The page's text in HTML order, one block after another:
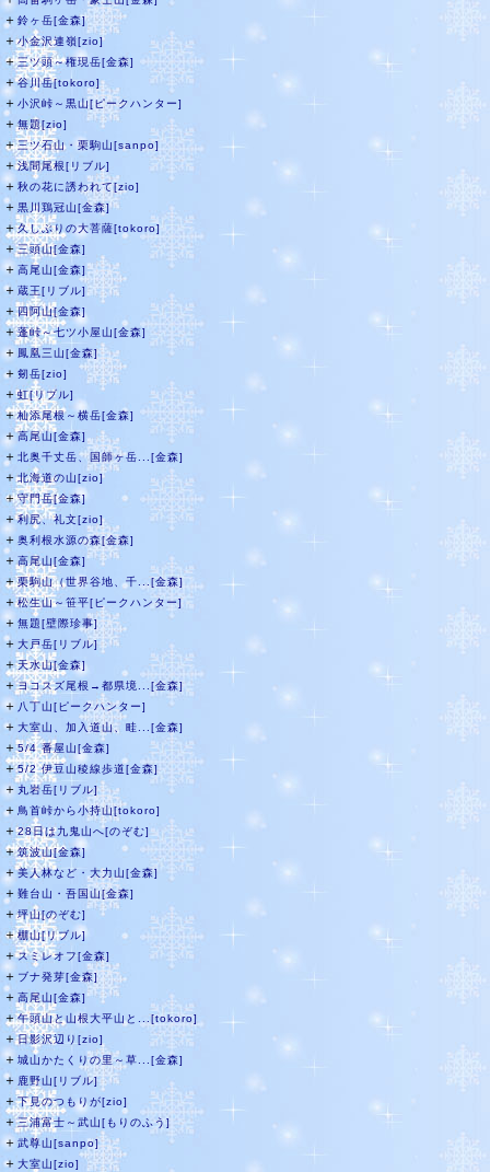
＋ 鈴ヶ岳[金森]
＋小金沢連嶺[zio]
＋三ツ頭～権現岳[金森]
＋谷川岳[tokoro]
＋ 小沢峠～黒山[ピークハンター]
＋無題[zio]
＋三ツ石山・栗駒山[sanpo]
＋浅間尾根[リブル]
＋ 秋の花に誘われて[zio]
＋ 黒川鶏冠山[金森]
＋久しぶりの大菩薩[tokoro]
＋三頭山[金森]
＋ 高尾山[金森]
＋ 蔵王[リブル]
＋四阿山[金森]
＋蓬峠～七ツ小屋山[金森]
＋ 鳳凰三山[金森]
＋ 剱岳[zio]
＋虹[リブル]
＋杣添尾根～横岳[金森]
＋高尾山[金森]
＋ 北奥千丈岳、国師ヶ岳...[金森]
＋北海道の山[zio]
＋守門岳[金森]
＋利尻、礼文[zio]
＋ 奥利根水源の森[金森]
＋ 高尾山[金森]
＋栗駒山（世界谷地、千...[金森]
＋松生山～笹平[ピークハンター]
＋ 無題[壁際珍事]
＋ 大戸岳[リブル]
＋天水山[金森]
＋ヨコスズ尾根→都県境...[金森]
＋ 八丁山[ピークハンター]
＋ 大室山、加入道山、畦...[金森]
＋5/4 番屋山[金森]
＋5/2 伊豆山稜線歩道[金森]
＋ 丸岩岳[リブル]
＋ 鳥首峠から小持山[tokoro]
＋28日は九鬼山へ[のぞむ]
＋筑波山[金森]
＋美人林など・大力山[金森]
＋ 難台山・吾国山[金森]
＋坪山[のぞむ]
＋棚山[リブル]
＋スミレオフ[金森]
＋ ブナ発芽[金森]
＋ 高尾山[金森]
＋午頭山と山根大平山と...[tokoro]
＋日影沢辺り[zio]
＋ 城山かたくりの里～草...[金森]
＋ 鹿野山[リブル]
＋下見のつもりが[zio]
＋三浦富士～武山[もりのふう]
＋ 武尊山[sanpo]
＋ 大室山[zio]